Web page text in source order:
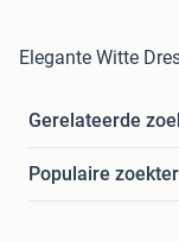
Elegante Witte
Gerelateerde
Populaire